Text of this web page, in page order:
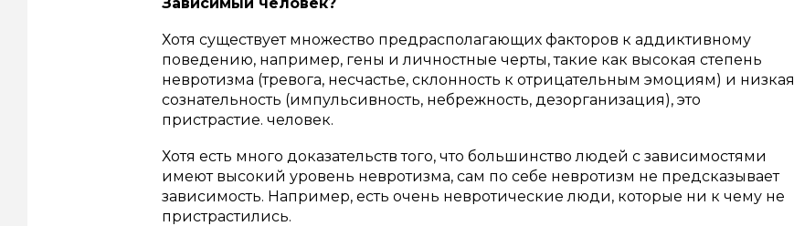
Хотя существует множество предрасполагающих факторов к аддиктивному
поведению, например, гены и личностные черты, такие как высокая степень
невротизма (тревога, несчастье, склонность к отрицательным эмоциям) и низкая
сознательность (импульсивность, небрежность, дезорганизация), это
пристрастие. человек.
Хотя есть много доказательств того, что большинство людей с зависимостями
имеют высокий уровень невротизма, сам по себе невротизм не предсказывает
зависимость. Например, есть очень невротические люди, которые ни к чему не
пристрастились.